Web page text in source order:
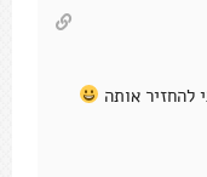
להחזיר אותה